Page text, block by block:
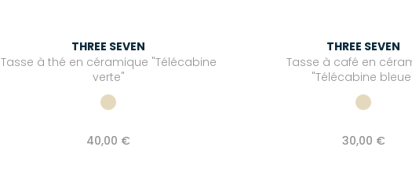
THREE SEVEN
Tasse à thé en céramique "Télécabine
verte"
40,00 €
THREE SEVEN
Tasse à café en
"Télécabine
30,00 €